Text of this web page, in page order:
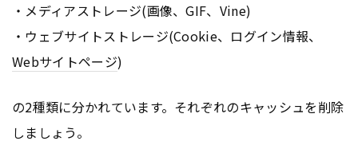
・メディアストレージ(画像、GIF、Vine)
・ウェブサイトストレージ(Cookie、ログイン情報、
Webサイトページ)
の2種類に分かれています。それぞれのキャッシュを削除
しましょう。